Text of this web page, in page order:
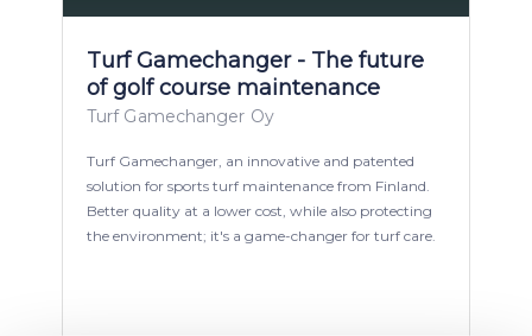
Turf Gamechanger - The future
of golf course maintenance
Turf Gamechanger Oy
Turf Gamechanger, an innovative and patented
solution for sports turf maintenance from Finland.
Better quality at a lower cost, while also protecting
the environment; it's a game-changer for turf care.